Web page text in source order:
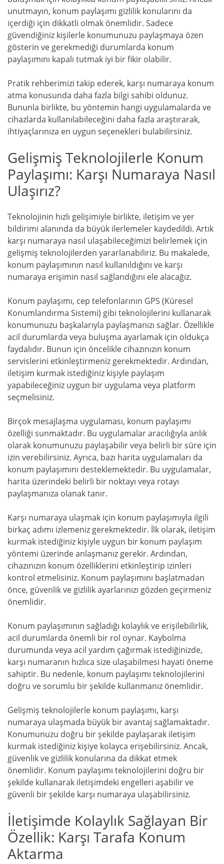
unutmayın, konum paylaşımı gizlilik konularını da
içerdiği için dikkatli olmak önemlidir. Sadece
güvendiğiniz kişilerle konumunuzu paylaşmaya özen
gösterin ve gerekmediği durumlarda konum
paylaşımını kapalı tutmak iyi bir fikir olabilir.
Pratik rehberimizi takip ederek, karşı numaraya konum
atma konusunda daha fazla bilgi sahibi oldunuz.
Bununla birlikte, bu yöntemin hangi uygulamalarda ve
cihazlarda kullanılabileceğini daha fazla araştırarak,
ihtiyaçlarınıza en uygun seçenekleri bulabilirsiniz.
Gelişmiş Teknolojilerle Konum
Paylaşımı: Karşı Numaraya Nasıl
Ulaşırız?
Teknolojinin hızlı gelişimiyle birlikte, iletişim ve yer
bildirimi alanında da büyük ilerlemeler kaydedildi. Artık
karşı numaraya nasıl ulaşabileceğimizi belirlemek için
gelişmiş teknolojilerden yararlanabiliriz. Bu makalede,
konum paylaşımının nasıl kullanıldığını ve karşı
numaraya erişimin nasıl sağlandığını ele alacağız.
Konum paylaşımı, cep telefonlarının GPS (Küresel
Konumlandırma Sistemi) gibi teknolojilerini kullanarak
konumunuzu başkalarıyla paylaşmanızı sağlar. Özellikle
acil durumlarda veya buluşma ayarlamak için oldukça
faydalıdır. Bunun için öncelikle cihazınızın konum
servislerini etkinleştirmeniz gerekmektedir. Ardından,
iletişim kurmak istediğiniz kişiyle paylaşım
yapabileceğiniz uygun bir uygulama veya platform
seçmelisiniz.
Birçok mesajlaşma uygulaması, konum paylaşımı
özelliği sunmaktadır. Bu uygulamalar aracılığıyla anlık
olarak konumunuzu paylaşabilir veya belirli bir süre için
izin verebilirsiniz. Ayrıca, bazı harita uygulamaları da
konum paylaşımını desteklemektedir. Bu uygulamalar,
harita üzerindeki belirli bir noktayı veya rotayı
paylaşmanıza olanak tanır.
Karşı numaraya ulaşmak için konum paylaşımıyla ilgili
birkaç adımı izlemeniz gerekmektedir. İlk olarak, iletişim
kurmak istediğiniz kişiyle uygun bir konum paylaşım
yöntemi üzerinde anlaşmanız gerekir. Ardından,
cihazınızın konum özelliklerini etkinleştirip izinleri
kontrol etmelisiniz. Konum paylaşımını başlatmadan
önce, güvenlik ve gizlilik ayarlarınızı gözden geçirmeniz
önemlidir.
Konum paylaşımının sağladığı kolaylık ve erişilebilirlik,
acil durumlarda önemli bir rol oynar. Kaybolma
durumunda veya acil yardım çağırmak istediğinizde,
karşı numaranın hızlıca size ulaşabilmesi hayati öneme
sahiptir. Bu nedenle, konum paylaşımı teknolojilerini
doğru ve sorumlu bir şekilde kullanmanız önemlidir.
Gelişmiş teknolojilerle konum paylaşımı, karşı
numaraya ulaşmada büyük bir avantaj sağlamaktadır.
Konumunuzu doğru bir şekilde paylaşarak iletişim
kurmak istediğiniz kişiye kolayca erişebilirsiniz. Ancak,
güvenlik ve gizlilik konularına da dikkat etmek
önemlidir. Konum paylaşımı teknolojilerini doğru bir
şekilde kullanarak iletişimdeki engelleri aşabilir ve
güvenli bir şekilde karşı numaraya ulaşabilirsiniz.
İletişimde Kolaylık Sağlayan Bir
Özellik: Karşı Tarafa Konum
Aktarma